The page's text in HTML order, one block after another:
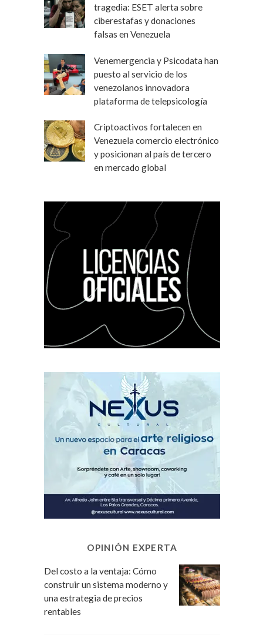
tragedia: ESET alerta sobre
ciberestafas y donaciones
falsas en Venezuela
Venemergencia y Psicodata han
puesto al servicio de los
venezolanos innovadora
plataforma de telepsicología
Criptoactivos fortalecen en
Venezuela comercio electrónico
y posicionan al país de tercero
en mercado global
OPINIÓN EXPERTA
Del costo a la ventaja: Cómo
construir un sistema moderno y
una estrategia de precios
rentables